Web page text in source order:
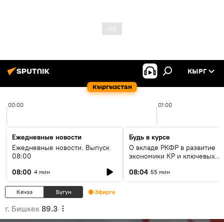
Кыргызстан
КЫРГ
00:00 01:00
Ежедневные новости
Ежедневные новости. Выпуск
08:00
08:00 4 мин
Будь в курсе
О вкладе РКФР в развитие
экономики КР и ключевых
08:04 55 мин
Кечээ Бүгүн Эфирге
г. Бишкек 89.3